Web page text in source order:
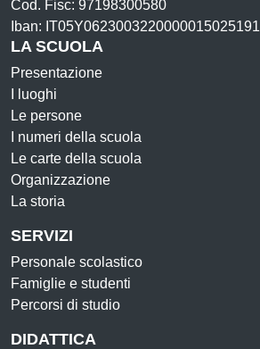
Cod. Fisc: 97198300580
Iban: IT05Y0623003220000015025191
LA SCUOLA
Presentazione
I luoghi
Le persone
I numeri della scuola
Le carte della scuola
Organizzazione
La storia
SERVIZI
Personale scolastico
Famiglie e studenti
Percorsi di studio
DIDATTICA